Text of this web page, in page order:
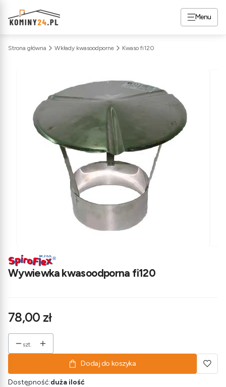
Menu
Strona główna Wkłady kwasoodporne Kwaso fi120
Wywiewka kwasoodporna fi120
Cena
78,00 zł
szt.
Dodaj do koszyka
Dostępność:duża ilość